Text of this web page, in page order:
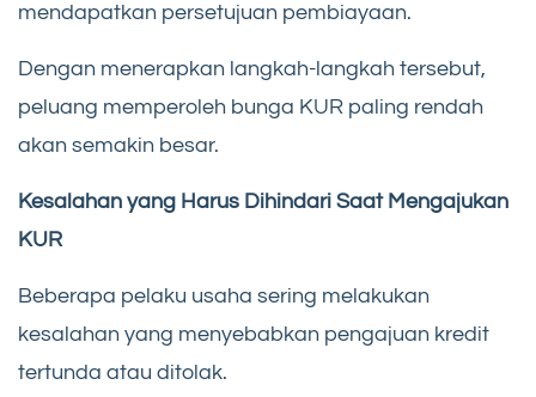
mendapatkan persetujuan pembiayaan.
Dengan menerapkan langkah-langkah tersebut,
peluang memperoleh bunga KUR paling rendah
akan semakin besar.
Kesalahan yang Harus Dihindari Saat Mengajukan
KUR
Beberapa pelaku usaha sering melakukan
kesalahan yang menyebabkan pengajuan kredit
tertunda atau ditolak.